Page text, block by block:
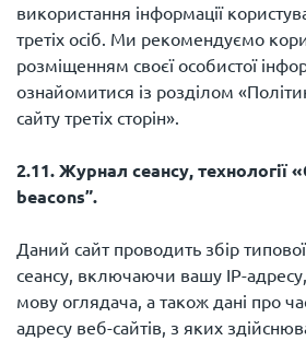
використання інформації
третіх осіб. Ми рекомендуємо
розміщенням своєї особистої
ознайомитися із розділом
сайту третіх сторін».
2.11. Журнал сеансу, технології
beacons”.
Даний сайт проводить збір
сеансу, включаючи вашу IP-
мову оглядача, а також дані про
адресу веб-сайтів, з яких